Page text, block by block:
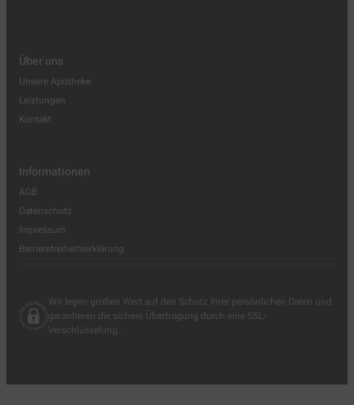
Über uns
Unsere Apotheke
Leistungen
Kontakt
Informationen
AGB
Datenschutz
Impressum
Barrierefreiheitserklärung
Wir legen großen Wert auf den Schutz Ihrer persönlichen Daten und
garantieren die sichere Übertragung durch eine SSL-
Verschlüsselung.